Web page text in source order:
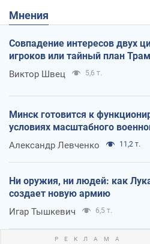
Мнения
Совпадение интересов двух
игроков или тайный план
Виктор Швец 5,6 т.
Минск готовится к
условиях масштабного
Александр Левченко 11,2 т.
Ни оружия, ни людей: как
создает новую армию
Игар Тышкевич 6,5 т.